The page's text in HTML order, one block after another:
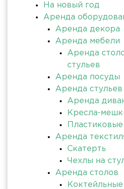
На новый год
Аренда
Аренда декора
Аренда мебели
Аренда
стульев
Аренда посуды
Аренда стульев
Аренда
Кресла-
Пластиковые
Аренда
Скатерть
Чехлы на
Аренда столов